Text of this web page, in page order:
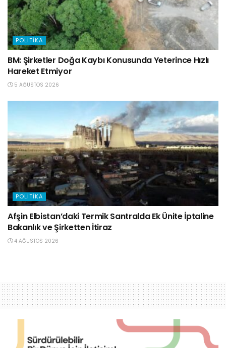
POLITIKA
BM: Şirketler Doğa Kaybı Konusunda Yeterince Hızlı
Hareket Etmiyor
5 AĞUSTOS 2026
POLITIKA
Afşin Elbistan’daki Termik Santralda Ek Ünite İptaline
Bakanlık ve Şirketten İtiraz
4 AĞUSTOS 2026